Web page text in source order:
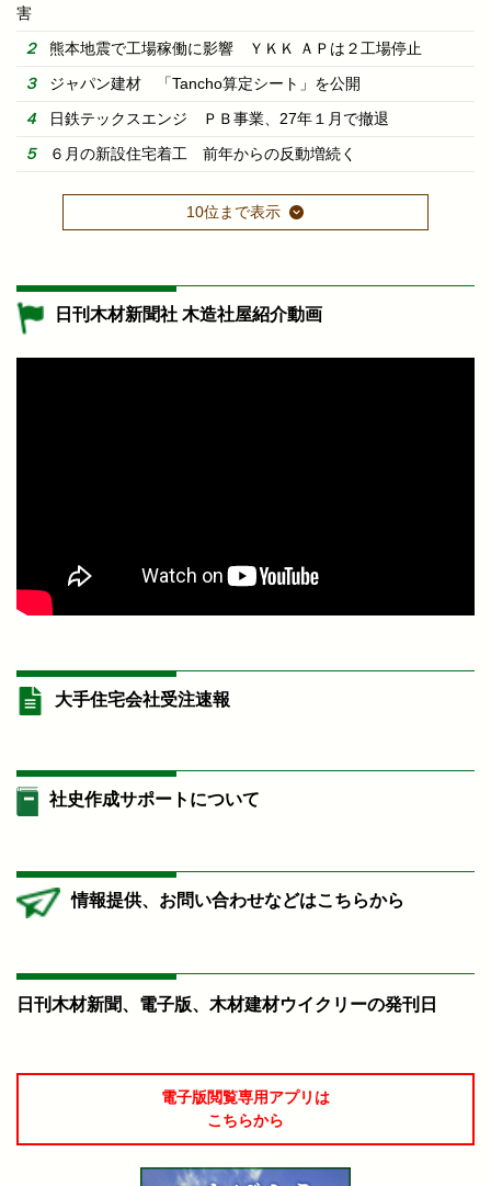
害
熊本地震で工場稼働に影響 ＹＫＫ ＡＰは２工場停止
ジャパン建材 「Tancho算定シート」を公開
日鉄テックスエンジ ＰＢ事業、27年１月で撤退
６月の新設住宅着工 前年からの反動増続く
10位まで表示
日刊木材新聞社 木造社屋紹介動画
大手住宅会社受注速報
社史作成サポートについて
情報提供、お問い合わせなどはこちらから
日刊木材新聞、電子版、木材建材ウイクリーの発刊日
電子版閲覧専用アプリは
こちらから